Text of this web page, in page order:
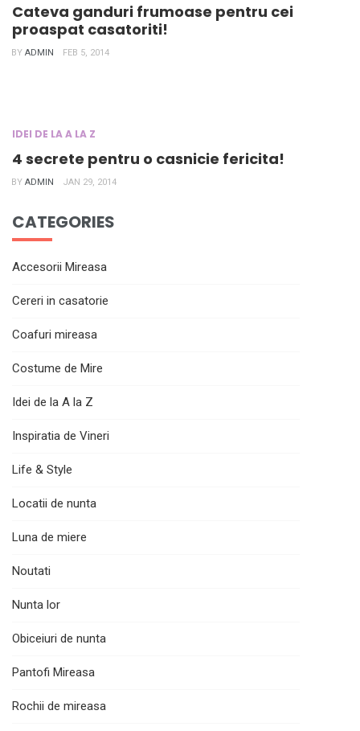
Cateva ganduri frumoase pentru cei
proaspat casatoriti!
BY ADMIN FEB 5, 2014
IDEI DE LA A LA Z
4 secrete pentru o casnicie fericita!
BY ADMIN JAN 29, 2014
CATEGORIES
Accesorii Mireasa
Cereri in casatorie
Coafuri mireasa
Costume de Mire
Idei de la A la Z
Inspiratia de Vineri
Life & Style
Locatii de nunta
Luna de miere
Noutati
Nunta lor
Obiceiuri de nunta
Pantofi Mireasa
Rochii de mireasa